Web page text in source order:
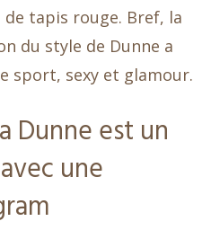
de tapis rouge. Bref, la
du style de Dunne a
sport, sexy et glamour.
Dunne est un
une